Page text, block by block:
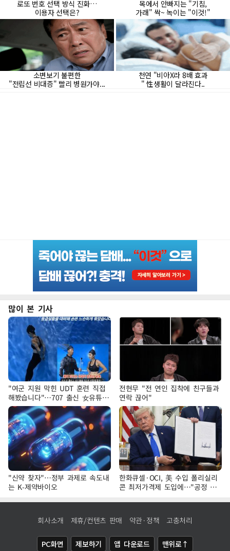
많이 본 기사
"여군 지원 막힌 UDT 훈련 직접
해봤습니다"…707 출신 女유튜버
'완벽 소화'
전현무 "전 연인 집착에 친구들과
연락 끊어"
"신약 찾자"…정부 과제로 속도내
는 K-제약바이오
한화큐셀·OCI, 美 수입 폴리실리
콘 최저가격제 도입에…"공정 경
쟁·수익성 개선 환영"
회사소개 제휴/컨텐츠 판매 약관·정책 고충처리
PC화면 제보하기 앱 다운로드 맨위로↑